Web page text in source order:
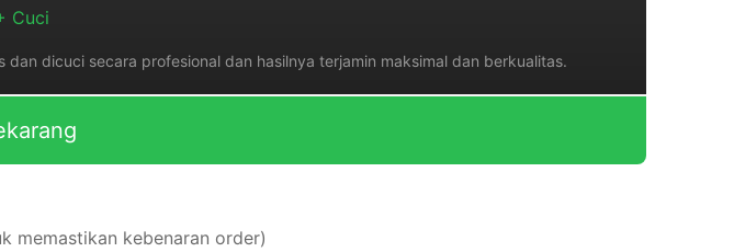
Cuci
dicuci secara profesional dan hasilnya terjamin maksimal dan berkualitas.
memastikan kebenaran order)